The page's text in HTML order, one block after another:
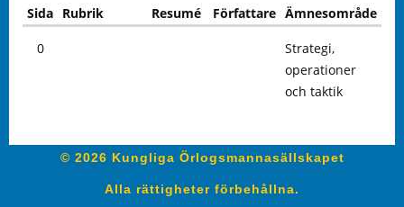
Sida Rubrik Resumé Författare Ämnesområde
0
Strategi,
operationer
och taktik
© 2026 Kungliga Örlogsmannasällskapet
Alla rättigheter förbehållna.